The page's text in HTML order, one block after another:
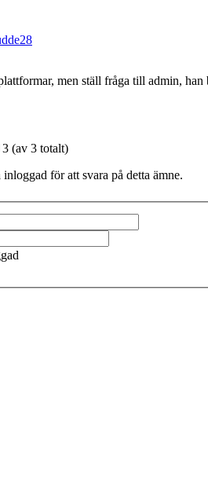
men ställ fråga till admin, han
(av 3 totalt)
för att svara på detta ämne.